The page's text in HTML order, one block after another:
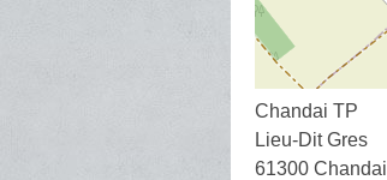
Chandai TP
Lieu-Dit Gres
61300 Chandai